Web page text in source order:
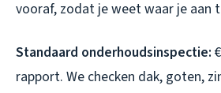
vooraf, zodat je weet waar je aan
Standaard onderhoudsinspectie:
rapport. We checken dak, goten,